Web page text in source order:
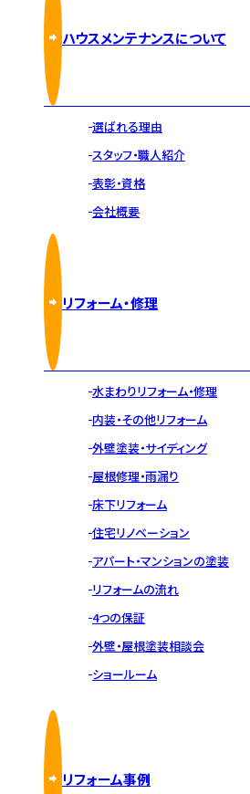
ハウスメンテナンスについて
選ばれる理由
スタッフ・職人紹介
表彰・資格
会社概要
リフォーム・修理
水まわりリフォーム・修理
内装・その他リフォーム
外壁塗装・サイディング
屋根修理・雨漏り
床下リフォーム
住宅リノベーション
アパート・マンションの塗装
リフォームの流れ
4つの保証
外壁・屋根塗装相談会
ショールーム
リフォーム事例